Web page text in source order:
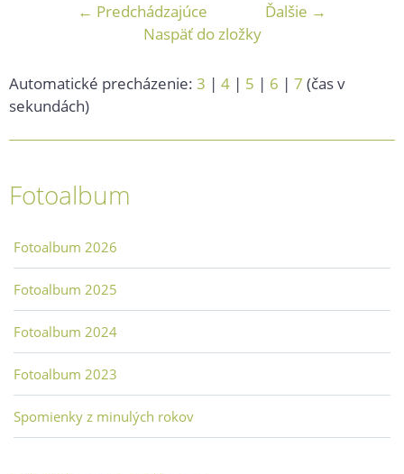
← Predchádzajúce
Ďalšie →
Naspäť do zložky
Automatické precházenie: 3 | 4 | 5 | 6 | 7 (čas v
sekundách)
Fotoalbum
Fotoalbum 2026
Fotoalbum 2025
Fotoalbum 2024
Fotoalbum 2023
Spomienky z minulých rokov